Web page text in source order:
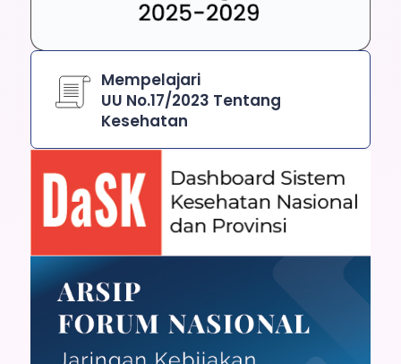
Mempelajari
UU No.17/2023 Tentang
Kesehatan